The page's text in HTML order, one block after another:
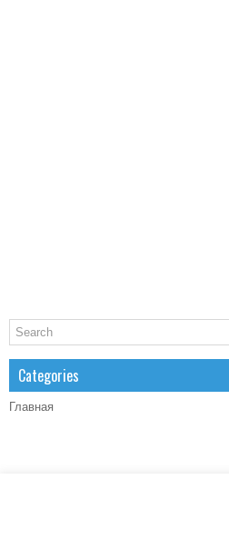
Categories
Главная